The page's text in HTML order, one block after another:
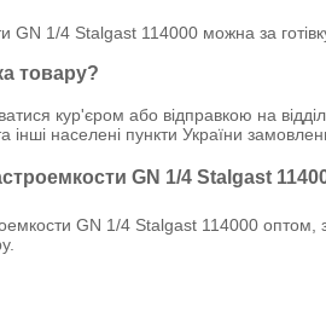
GN 1/4 Stalgast 114000 можна за
товару?
кур'єром або відправкою на
інші населені пункти України
GN 1/4 Stalgast
GN 1/4 Stalgast 114000